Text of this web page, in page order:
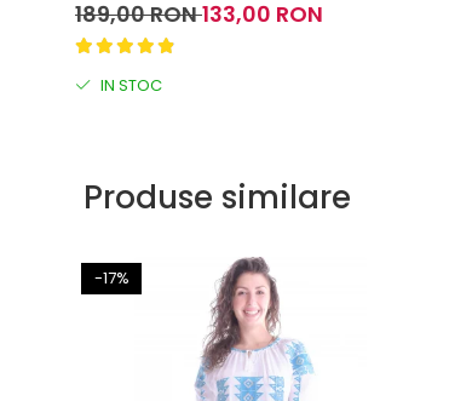
189,00 RON133,00 RON
IN STOC
Produse similare
-17%